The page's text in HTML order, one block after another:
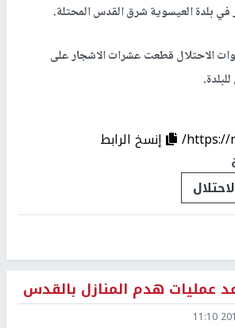
في بلدة العيسوية شرق القدس المحتلة.
الاحتلال قطعت عشرات الاشجار على
https://
إنسخ الرابط
عمليات هدم المنازل بالقدس